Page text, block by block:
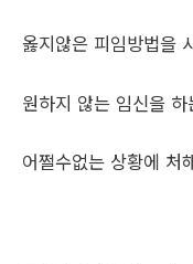
옳지않은 피임방법을
원하지 않는 임신을
어쩔수없는 상황에 처